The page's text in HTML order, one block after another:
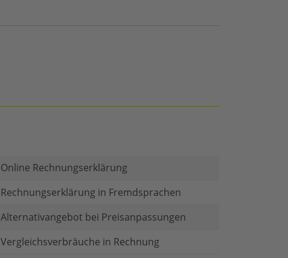
Online Rechnungserklärung
Rechnungserklärung in Fremdsprachen
Alternativangebot bei Preisanpassungen
Vergleichsverbräuche in Rechnung